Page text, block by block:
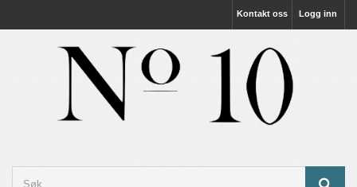
Logg inn
Kontakt oss